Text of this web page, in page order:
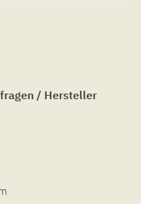
/ Hersteller